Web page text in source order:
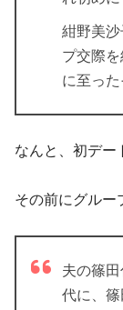
紺野美
プ交際を
に至った
なんと、初デー
その前にグルー
夫の篠
代に、